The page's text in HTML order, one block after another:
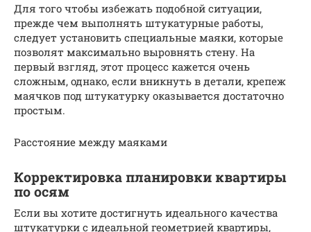
Для того чтобы избежать подобной ситуации,
прежде чем выполнять штукатурные работы,
следует установить специальные маяки, которые
позволят максимально выровнять стену. На
первый взгляд, этот процесс кажется очень
сложным, однако, если вникнуть в детали, крепеж
маячков под штукатурку оказывается достаточно
простым.
Расстояние между маяками
Корректировка планировки квартиры
по осям
Если вы хотите достигнуть идеального качества
штукатурки с идеальной геометрией квартиры,